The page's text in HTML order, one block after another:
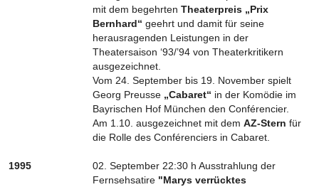
mit dem begehrten Theaterpreis „Prix
Bernhard“ geehrt und damit für seine
herausragenden Leistungen in der
Theatersaison ‘93/’94 von Theaterkritikern
ausgezeichnet.
Vom 24. September bis 19. November spielt
Georg Preusse „Cabaret“ in der Komödie im
Bayrischen Hof München den Conférencier.
Am 1.10. ausgezeichnet mit dem AZ-Stern für
die Rolle des Conférenciers in Cabaret.
1995
02. September 22:30 h Ausstrahlung der
Fernsehsatire "Marys verrücktes